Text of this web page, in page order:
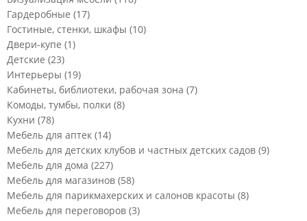
Гардеробные (17)
Гостиные, стенки, шкафы (10)
Двери-купе (1)
Детские (23)
Интерьеры (19)
Кабинеты, библиотеки, рабочая зона (7)
Комоды, тумбы, полки (8)
Кухни (78)
Мебель для аптек (14)
Мебель для детских клубов и частных детских садов (9)
Мебель для дома (227)
Мебель для магазинов (58)
Мебель для парикмахерских и салонов красоты (8)
Мебель для переговоров (3)